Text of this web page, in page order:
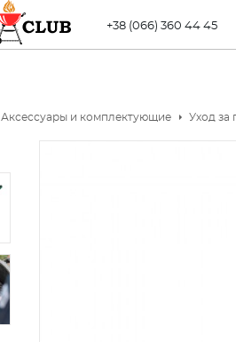
+38 (066) 360 44 45
Аксессуары и комплектующие Уход за